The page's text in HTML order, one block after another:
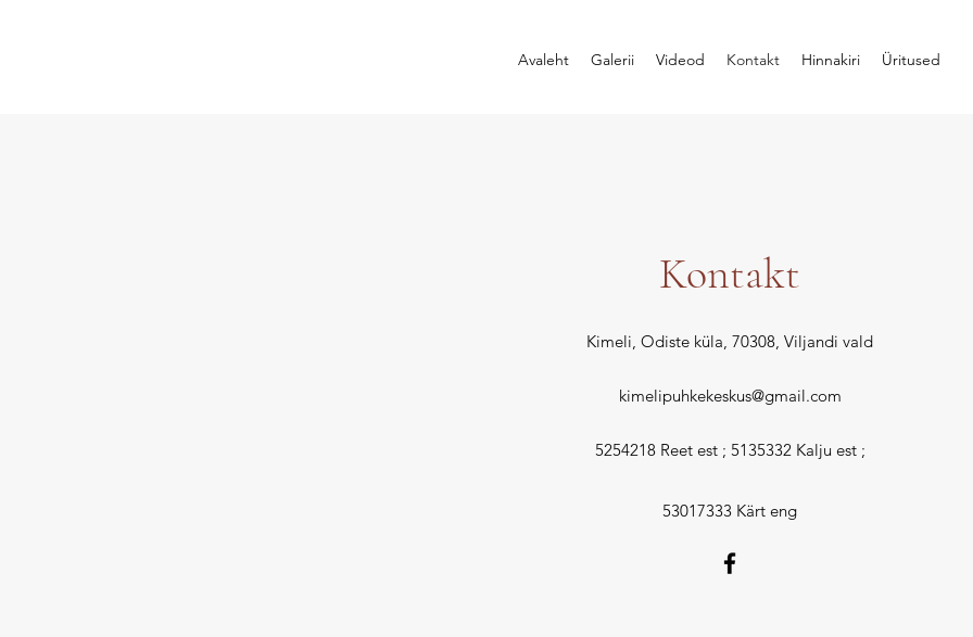
Avaleht Galerii Videod Kontakt Hinnakiri Üritused
Kontakt
Kimeli, Odiste küla, 70308, Viljandi vald
kimelipuhkekeskus@gmail.com
5254218 Reet est ; 5135332 Kalju est ;
53017333 Kärt eng